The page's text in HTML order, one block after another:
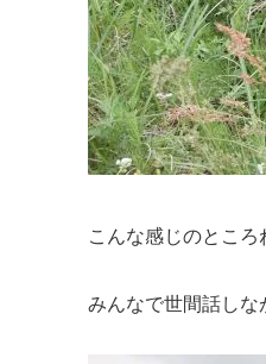
こんな感じのところ
みんなで世間話しな